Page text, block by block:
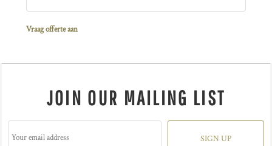
Vraag offerte aan
JOIN OUR MAILING LIST
SIGN UP